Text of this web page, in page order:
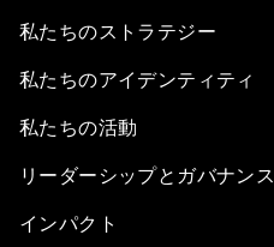
私たちのストラテジー
私たちのアイデンティティ
私たちの活動
リーダーシップとガバナンス
インパクト